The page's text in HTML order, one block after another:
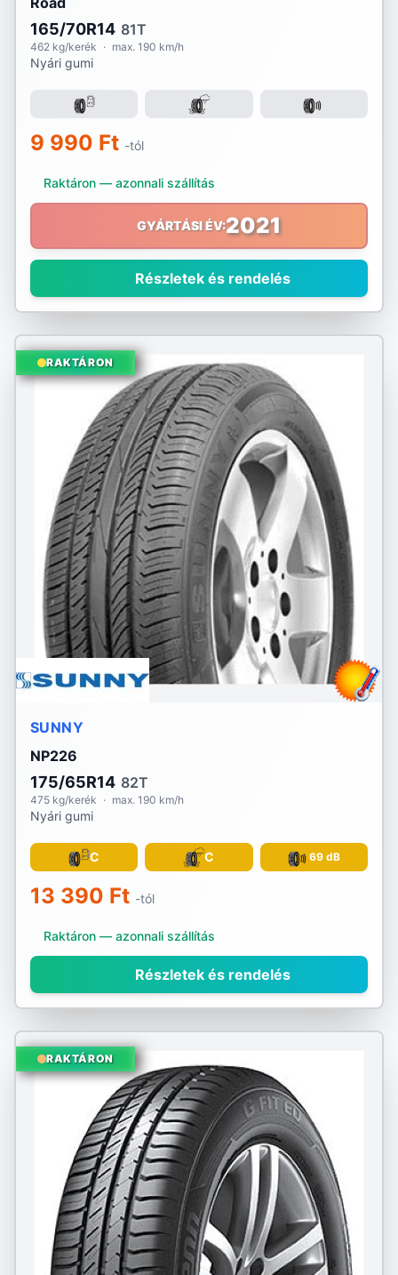
165/70R14 81T
462 kg/kerék · max. 190 km/h
Nyári gumi
9 990 Ft -tól
Raktáron — azonnali szállítás
GYÁRTÁSI ÉV:2021
Részletek és rendelés
RAKTÁRON
SUNNY
NP226
175/65R14 82T
475 kg/kerék · max. 190 km/h
Nyári gumi
C C 69 dB
13 390 Ft -tól
Raktáron — azonnali szállítás
Részletek és rendelés
RAKTÁRON